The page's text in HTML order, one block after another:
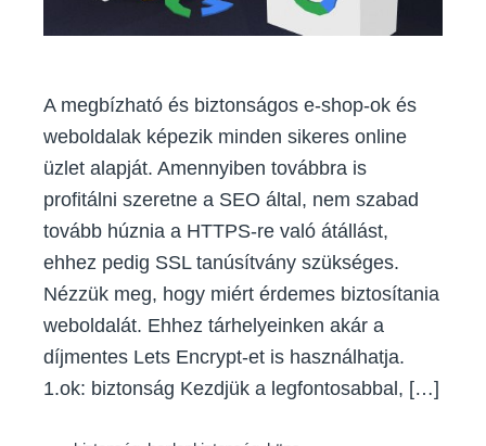
A megbízható és biztonságos e-shop-ok és
weboldalak képezik minden sikeres online
üzlet alapját. Amennyiben továbbra is
profitálni szeretne a SEO által, nem szabad
tovább húznia a HTTPS-re való átállást,
ehhez pedig SSL tanúsítvány szükséges.
Nézzük meg, hogy miért érdemes biztosítania
weboldalát. Ehhez tárhelyeinken akár a
díjmentes Lets Encrypt-et is használhatja.
1.ok: biztonság Kezdjük a legfontosabbal, […]